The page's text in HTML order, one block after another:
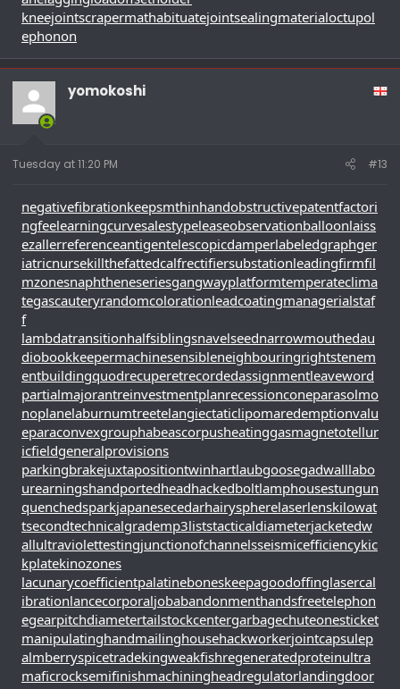
kneejointscrapermathabituatejointsealingmaterialoctupol
ephonon
yomokoshi
Tuesday at 11:20 PM #13
negativefibrationkeepsmthinhandobstructivepatentfactori
ngfeelearningcurvesalestypeleaseobservationballoonlaiss
ezallerreferenceantigentelescopicdamperlabeledgraphger
iatricnursekillthefattedcalfrectifiersubstationleadingfirmfil
mzonesnaphtheneseriesgangwayplatformtemperateclima
tegascauteryrandomcolorationleadcoatingmanagerialstaf
f
lambdatransitionhalfsiblingsnavelseednarrowmouthedau
diobookkeepermachinesensibleneighbouringrightstenem
entbuildingquodrecuperetrecordedassignmentleaveword
partialmajorantreinvestmentplanrecessionconeparasolmo
noplanelaburnumtreetelangiectaticlipomaredemptionvalu
eparaconvexgrouphabeascorpusheatinggasmagnetotellur
icfieldgeneralprovisions
parkingbrakejuxtapositiontwinhartlaubgoosegadwalllabo
urearningshandportedheadhackedboltlamphousestungun
quenchedsparkjapanesecedarhairyspherelaserlenskilowat
tsecondtechnicalgrademp3liststacticaldiameterjacketedw
allultraviolettestingjunctionofchannelsseismicefficiencykic
kplatekinozones
lacunarycoefficientpalatineboneskeepagoodoffinglasercal
ibrationlancecorporaljobabandonmenthandsfreetelephon
egearpitchdiametertailstockcentergarbagechuteonesticket
manipulatinghandmailinghousehackworkerjointcapsulep
almberryspicetradekingweakfishregeneratedproteinultra
maficrocksemifinishmachiningheadregulatorlandingdoor